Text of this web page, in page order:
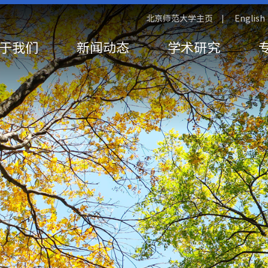
北京师范大学主页 | English
我们 新闻动态 学术研究